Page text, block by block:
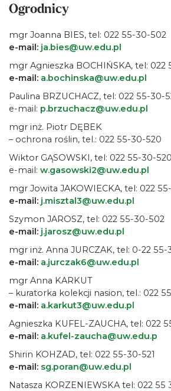
Ogrodnicy
mgr Joanna BIES, tel: 022 55-30-502
e-mail: ja.bies@uw.edu.pl
mgr Agnieszka BOCHIŃSKA, tel: 022
e-mail: a.bochinska@uw.edu.pl
Paulina BRZUCHACZ, tel: 022 55-30-
e-mail: p.brzuchacz@uw.edu.pl
mgr inż. Piotr DĘBEK
– ochrona roślin, tel.: 022 55-30-520
Wiktor GĄSOWSKI, tel: 022 55-30-520
e-mail: w.gasowski2@uw.edu.pl
mgr Jowita JAKOWIECKA, tel: 022
e-mail: j.misztal3@uw.edu.pl
Szymon JAROSZ, tel: 022 55-30-502
e-mail: j.jarosz@uw.edu.pl
mgr inż. Anna JURCZAK, tel: 0-22 55-
e-mail: a.jurczak6@uw.edu.pl
mgr Anna KARKUT
– kuratorka kolekcji nasion, tel.: 022
e-mail: a.karkut3@uw.edu.pl
Agnieszka KUFEL-ZAUCHA, tel: 022
e-mail: a.kufel-zaucha@uw.edu.p
Shirin KOHZAD, tel: 022 55-30-521
e-mail: sg.poran@uw.edu.pl
Natasza KORZENIEWSKA tel: 022 55